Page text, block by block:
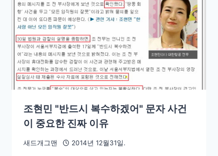
조현민 "반드시 복수하겠어" 문자 사건
이 중요한 진짜 이유
새드개그맨 2014년 12월31일.